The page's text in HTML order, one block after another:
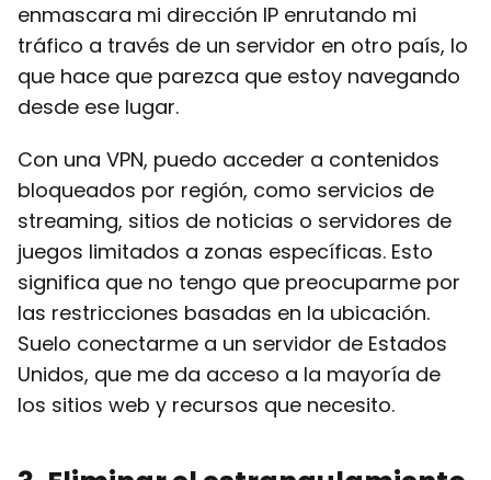
enmascara mi dirección IP enrutando mi
tráfico a través de un servidor en otro país, lo
que hace que parezca que estoy navegando
desde ese lugar.
Con una VPN, puedo acceder a contenidos
bloqueados por región, como servicios de
streaming, sitios de noticias o servidores de
juegos limitados a zonas específicas. Esto
significa que no tengo que preocuparme por
las restricciones basadas en la ubicación.
Suelo conectarme a un servidor de Estados
Unidos, que me da acceso a la mayoría de
los sitios web y recursos que necesito.